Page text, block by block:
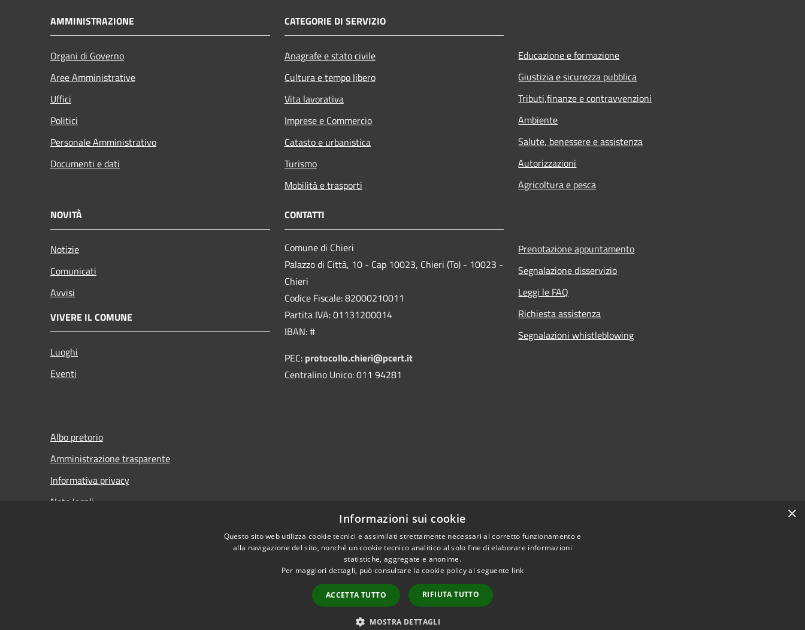
AMMINISTRAZIONE
Organi di Governo
Aree Amministrative
Uffici
Politici
Personale Amministrativo
Documenti e dati
CATEGORIE DI SERVIZIO
Anagrafe e stato civile
Cultura e tempo libero
Vita lavorativa
Imprese e Commercio
Catasto e urbanistica
Turismo
Mobilità e trasporti
Educazione e formazione
Giustizia e sicurezza pubblica
Tributi,finanze e contravvenzioni
Ambiente
Salute, benessere e assistenza
Autorizzazioni
Agricoltura e pesca
NOVITÀ
Notizie
Comunicati
Avvisi
VIVERE IL COMUNE
Luoghi
Eventi
CONTATTI
Comune di Chieri
Palazzo di Città, 10 - Cap 10023, Chieri (To) - 10023 -
Chieri
Codice Fiscale: 82000210011
Partita IVA: 01131200014
IBAN: #
PEC: protocollo.chieri@pcert.it
Centralino Unico: 011 94281
Prenotazione appuntamento
Segnalazione disservizio
Leggi le FAQ
Richiesta assistenza
Segnalazioni whistleblowing
Albo pretorio
Amministrazione trasparente
Informativa privacy
Note legali
Copyright © 2026 • Comune di Chieri • Powered by
×
Informazioni sui cookie
Questo sito web utilizza cookie tecnici e assimilati strettamente necessari al corretto funzionamento e
alla navigazione del sito, nonché un cookie tecnico analitico al solo fine di elaborare informazioni
statistiche, aggregate e anonime.
Per maggiori dettagli, può consultare la cookie policy al seguente link
ACCETTA TUTTO RIFIUTA TUTTO
MOSTRA DETTAGLI